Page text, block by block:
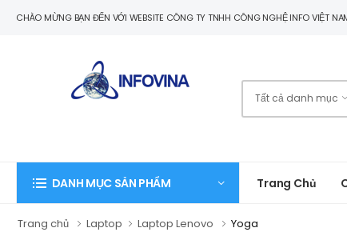
CHÀO MỪNG BẠN ĐẾN VỚI WEBSITE CÔNG TY TNHH CÔNG NGHỆ INFO VIỆT
DANH MỤC SẢN PHẨM Trang Chủ
Trang chủ Laptop Laptop Lenovo Yoga